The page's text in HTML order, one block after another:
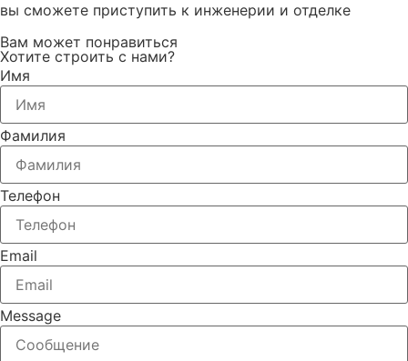
вы сможете приступить к инженерии и отделке
Вам может понравиться
Хотите строить с нами?
Имя
Фамилия
Телефон
Email
Message